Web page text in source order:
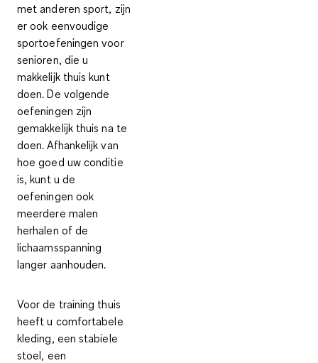
met anderen sport, zijn
er ook eenvoudige
sportoefeningen voor
senioren, die u
makkelijk thuis kunt
doen. De volgende
oefeningen zijn
gemakkelijk thuis na te
doen. Afhankelijk van
hoe goed uw conditie
is, kunt u de
oefeningen ook
meerdere malen
herhalen of de
lichaamsspanning
langer aanhouden.
Voor de training thuis
heeft u comfortabele
kleding, een stabiele
stoel, een